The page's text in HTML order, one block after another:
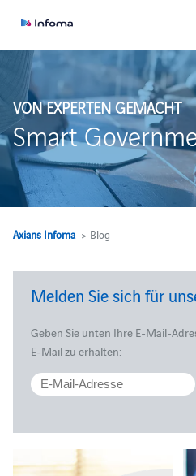
VON EXPERTEN GEMACHT
Smart
Axians Infoma> Blog
Melden Sie sich für
Geben Sie unten Ihre E-Mail-
E-Mail zu erhalten: